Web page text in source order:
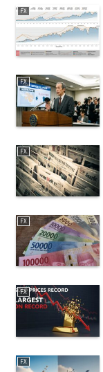
FX
FX
FX
FX
FX
FX